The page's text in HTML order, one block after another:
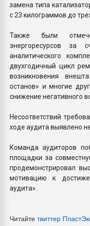
замена типа
с 23 килограммов до
Также были
энергоресурсов за
аналитического
двухгодичный цикл
возникновения
останов» и многие
снижение негативного
Несоответствий
ходе аудита выявлено
Команда аудиторов
площадки за
продемонстрировал
мотивацию к
аудита».
Читайте твиттер